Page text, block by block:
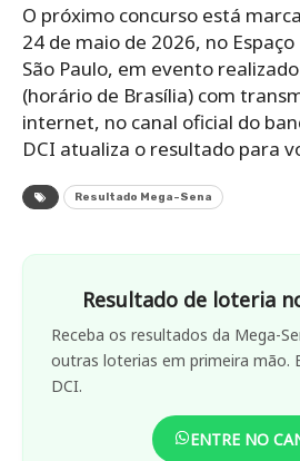
O próximo concurso está
24 de maio de 2026, no
São Paulo, em evento
(horário de Brasília) com
internet, no canal oficial do
DCI atualiza o resultado para
Resultado Mega-Sena
Resultado de loteria
Receba os resultados da Mega-
outras loterias em primeira mão.
DCI.
ENTRE NO